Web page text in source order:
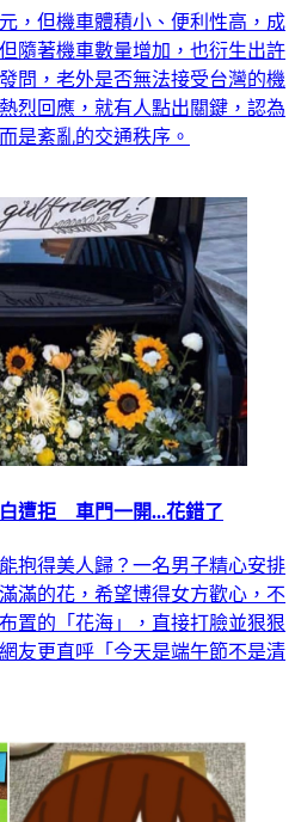
，但機車體積小、便利性高，成
隨著機車數量增加，也衍生出許
問，老外是否無法接受台灣的機
烈回應，就有人點出關鍵，認為
是紊亂的交通秩序。
遭拒 車門一開...花錯了
抱得美人歸？一名男子精心安排
滿的花，希望博得女方歡心，不
置的「花海」，直接打臉並狠狠
友更直呼「今天是端午節不是清